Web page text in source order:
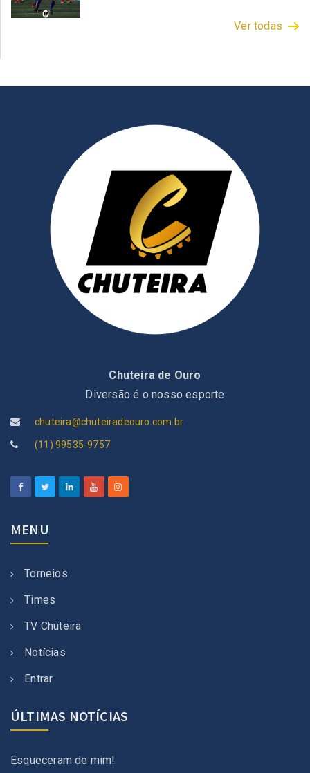
Ver todas
Chuteira de Ouro
Diversão é o nosso esporte
chuteira@chuteiradeouro.com.br
(11) 99535-9757
MENU
Torneios
Times
TV Chuteira
Notícias
Entrar
ÚLTIMAS NOTÍCIAS
Esqueceram de mim!